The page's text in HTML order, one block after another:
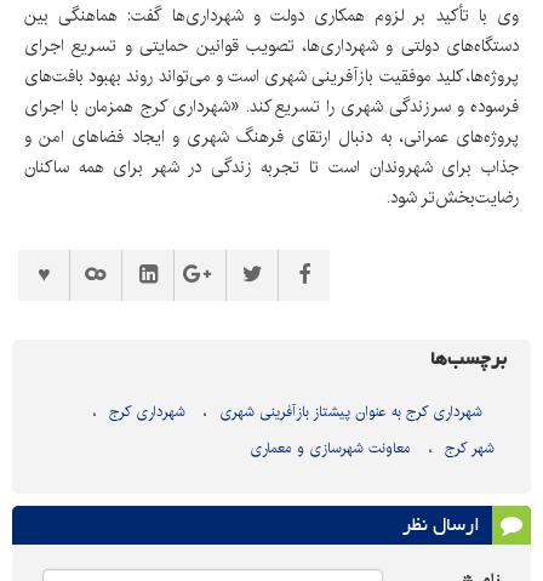
وی با تأکید بر لزوم همکاری دولت و شهرداری‌ها گفت: هماهنگی بین
دستگاه‌های دولتی و شهرداری‌ها، تصویب قوانین حمایتی و تسریع اجرای
پروژه‌ها، کلید موفقیت بازآفرینی شهری است و می‌تواند روند بهبود بافت‌های
فرسوده و سرزندگی شهری را تسریع کند. «شهرداری کرج همزمان با اجرای
پروژه‌های عمرانی، به دنبال ارتقای فرهنگ شهری و ایجاد فضاهای امن و
جذاب برای شهروندان است تا تجربه زندگی در شهر برای همه ساکنان
رضایت‌بخش‌تر شود.
برچسب‌ها
شهرداری کرج به عنوان پیشتاز بازآفرینی شهری
شهرداری کرج
شهر کرج
معاونت شهرسازی و معماری
ارسال نظر